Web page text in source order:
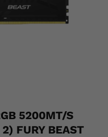
5200MT/S
FURY BEAST